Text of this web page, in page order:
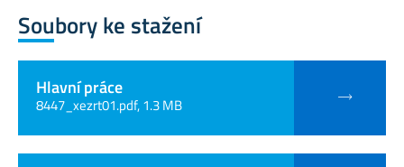
Soubory ke stažení
Hlavní práce
8447_xezrt01.pdf, 1.3 MB